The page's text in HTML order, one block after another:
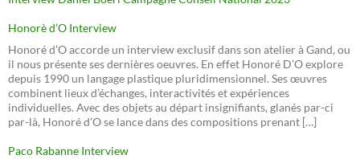
Honorè d’O Interview
Honoré d’O accorde un interview exclusif dans son atelier à Gand, ou
il nous présente ses dernières oeuvres. En effet Honoré D’O explore
depuis 1990 un langage plastique pluridimensionnel. Ses œuvres
combinent lieux d’échanges, interactivités et expériences
individuelles. Avec des objets au départ insignifiants, glanés par-ci
par-là, Honoré d’O se lance dans des compositions prenant […]
Paco Rabanne Interview